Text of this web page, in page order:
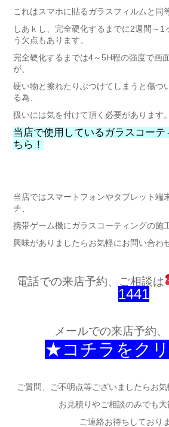
これはスマホに貼るガラスフィルムと同
しあｋし、完全硬化するまでに2週間～1
う欠点もあります。
完全硬化するまでは4～5H程の強度で画
が、
硬い物と擦れたりぶつけてしまうと傷つ
る為、
扱いには気を付けて頂く必要があります。
当店で使用しているガラスコーテ
ちら！
当店ではスマートフォンやタブレット端
チ、
携帯ゲーム機にガラスコーティングの施
興味がありましたらお気軽にお問い合わ
電話での来店予約、ご相談は
1441
メールでの来店予約
★コチラをク
ご質問、ご不明点等ございましたらお気
お見積りやご相談のみでも大
ご連絡お待ちしており